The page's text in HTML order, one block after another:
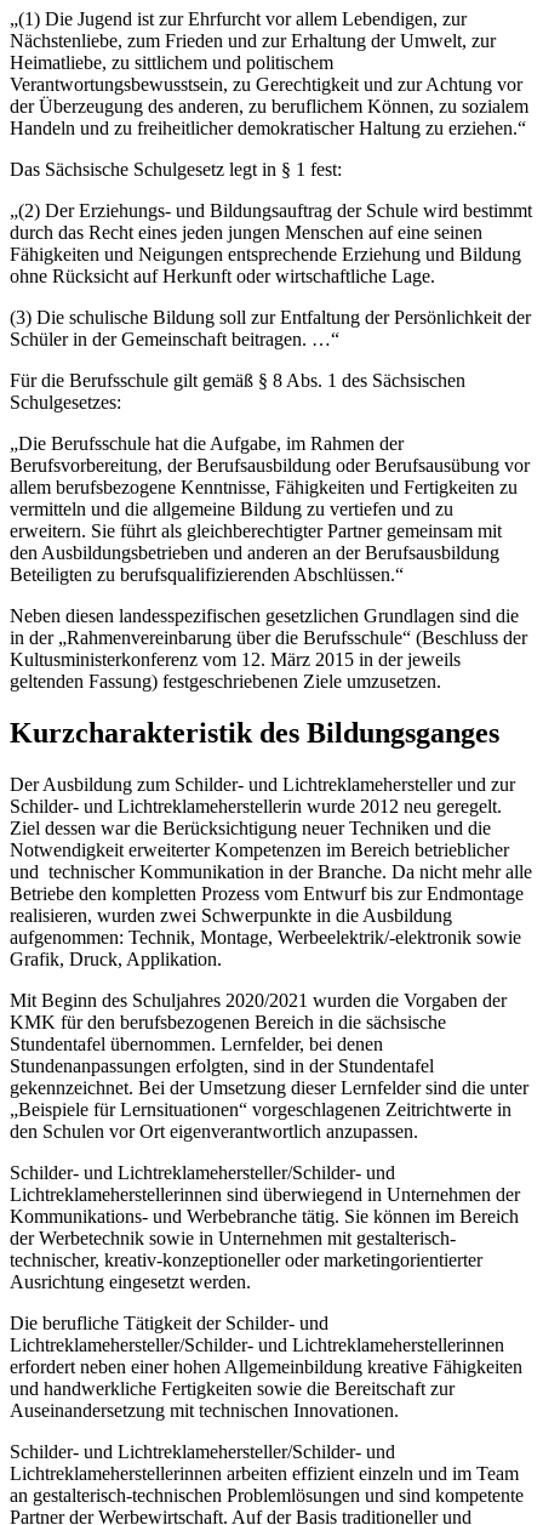
„(1) Die Jugend ist zur Ehrfurcht vor allem Lebendigen, zur
Nächstenliebe, zum Frieden und zur Erhaltung der Umwelt, zur
Heimatliebe, zu sittlichem und politischem
Verantwortungsbewusstsein, zu Gerechtigkeit und zur Achtung vor
der Überzeugung des anderen, zu beruflichem Können, zu sozialem
Handeln und zu freiheitlicher demokratischer Haltung zu erziehen.“
Das Sächsische Schulgesetz legt in § 1 fest:
„(2) Der Erziehungs- und Bildungsauftrag der Schule wird bestimmt
durch das Recht eines jeden jungen Menschen auf eine seinen
Fähigkeiten und Neigungen entsprechende Erziehung und Bildung
ohne Rücksicht auf Herkunft oder wirtschaftliche Lage.
(3) Die schulische Bildung soll zur Entfaltung der Persönlichkeit der
Schüler in der Gemeinschaft beitragen. …“
Für die Berufsschule gilt gemäß § 8 Abs. 1 des Sächsischen
Schulgesetzes:
„Die Berufsschule hat die Aufgabe, im Rahmen der
Berufsvorbereitung, der Berufsausbildung oder Berufsausübung vor
allem berufsbezogene Kenntnisse, Fähigkeiten und Fertigkeiten zu
vermitteln und die allgemeine Bildung zu vertiefen und zu
erweitern. Sie führt als gleichberechtigter Partner gemeinsam mit
den Ausbildungsbetrieben und anderen an der Berufsausbildung
Beteiligten zu berufsqualifizierenden Abschlüssen.“
Neben diesen landesspezifischen gesetzlichen Grundlagen sind die
in der „Rahmenvereinbarung über die Berufsschule“ (Beschluss der
Kultusministerkonferenz vom 12. März 2015 in der jeweils
geltenden Fassung) festgeschriebenen Ziele umzusetzen.
Kurzcharakteristik des Bildungsganges
Der Ausbildung zum Schilder- und Lichtreklamehersteller und zur
Schilder- und Lichtreklameherstellerin wurde 2012 neu geregelt.
Ziel dessen war die Berücksichtigung neuer Techniken und die
Notwendigkeit erweiterter Kompetenzen im Bereich betrieblicher
und technischer Kommunikation in der Branche. Da nicht mehr alle
Betriebe den kompletten Prozess vom Entwurf bis zur Endmontage
realisieren, wurden zwei Schwerpunkte in die Ausbildung
aufgenommen: Technik, Montage, Werbeelektrik/-elektronik sowie
Grafik, Druck, Applikation.
Mit Beginn des Schuljahres 2020/2021 wurden die Vorgaben der
KMK für den berufsbezogenen Bereich in die sächsische
Stundentafel übernommen. Lernfelder, bei denen
Stundenanpassungen erfolgten, sind in der Stundentafel
gekennzeichnet. Bei der Umsetzung dieser Lernfelder sind die unter
„Beispiele für Lernsituationen“ vorgeschlagenen Zeitrichtwerte in
den Schulen vor Ort eigenverantwortlich anzupassen.
Schilder- und Lichtreklamehersteller/Schilder- und
Lichtreklameherstellerinnen sind überwiegend in Unternehmen der
Kommunikations- und Werbebranche tätig. Sie können im Bereich
der Werbetechnik sowie in Unternehmen mit gestalterisch-
technischer, kreativ-konzeptioneller oder marketingorientierter
Ausrichtung eingesetzt werden.
Die berufliche Tätigkeit der Schilder- und
Lichtreklamehersteller/Schilder- und Lichtreklameherstellerinnen
erfordert neben einer hohen Allgemeinbildung kreative Fähigkeiten
und handwerkliche Fertigkeiten sowie die Bereitschaft zur
Auseinandersetzung mit technischen Innovationen.
Schilder- und Lichtreklamehersteller/Schilder- und
Lichtreklameherstellerinnen arbeiten effizient einzeln und im Team
an gestalterisch-technischen Problemlösungen und sind kompetente
Partner der Werbewirtschaft. Auf der Basis traditioneller und